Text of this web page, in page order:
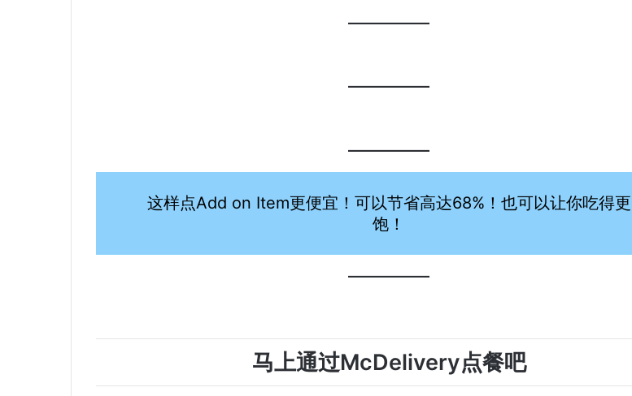
这样点Add on Item更便宜！可以节省高达68%！也可以让你吃得更
饱！
马上通过McDelivery点餐吧